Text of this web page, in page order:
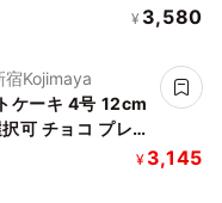
¥ 3,580
Kojimaya
ケーキ 4号 12cm
可 チョコ プレー
ス2026
¥ 3,145